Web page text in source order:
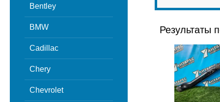
Bentley
BMW
Cadillac
Chery
Chevrolet
Результаты